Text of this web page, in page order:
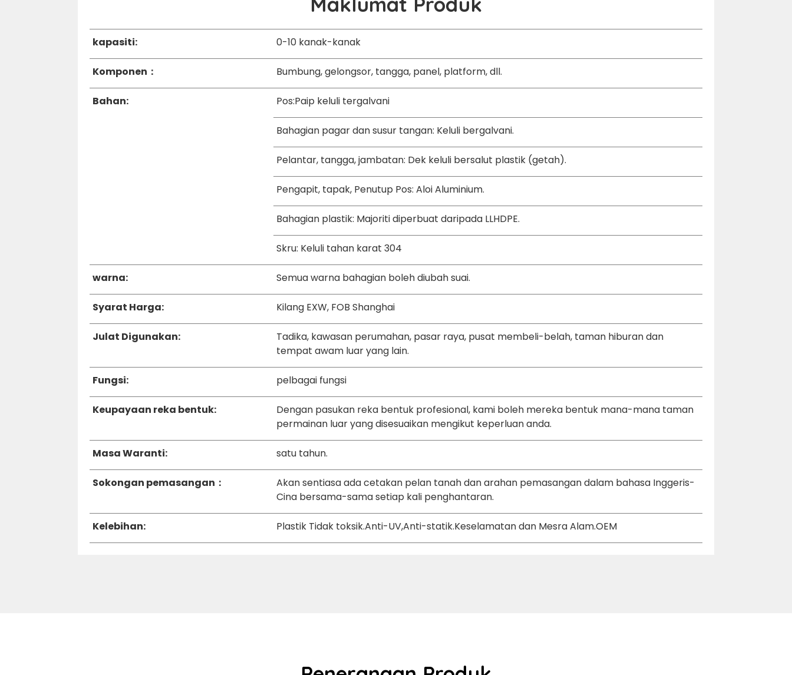
kapasiti: 0-10 kanak-kanak
Komponen： Bumbung, gelongsor, tangga, panel, platform, dll.
Bahan: Pos:Paip keluli tergalvani
Bahagian pagar dan susur tangan: Keluli bergalvani.
Pelantar, tangga, jambatan: Dek keluli bersalut plastik (getah).
Pengapit, tapak, Penutup Pos: Aloi Aluminium.
Bahagian plastik: Majoriti diperbuat daripada LLHDPE.
Skru: Keluli tahan karat 304
warna: Semua warna bahagian boleh diubah suai.
Syarat Harga: Kilang EXW, FOB Shanghai
Julat Digunakan:
Tadika, kawasan perumahan, pasar raya, pusat membeli-belah, taman hiburan dan
tempat awam luar yang lain.
Fungsi: pelbagai fungsi
Keupayaan reka bentuk:
Dengan pasukan reka bentuk profesional, kami boleh mereka bentuk mana-mana taman
permainan luar yang disesuaikan mengikut keperluan anda.
Masa Waranti: satu tahun.
Sokongan pemasangan：
Akan sentiasa ada cetakan pelan tanah dan arahan pemasangan dalam bahasa Inggeris-
Cina bersama-sama setiap kali penghantaran.
Kelebihan: Plastik Tidak toksik.Anti-UV,Anti-statik.Keselamatan dan Mesra Alam.OEM